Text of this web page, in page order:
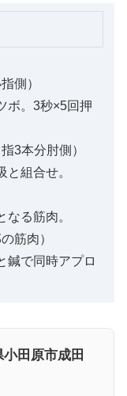
側）
ボ。3秒×5回押
3本分肘側）
組合せ。
る筋肉。
筋肉）
鍼で同時アプロ
田原市成田